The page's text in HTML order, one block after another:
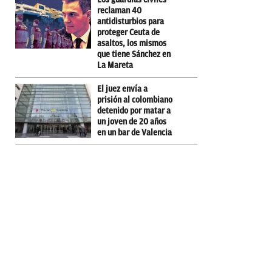
reclaman 40
antidisturbios para
proteger Ceuta de
asaltos, los mismos
que tiene Sánchez en
La Mareta
El juez envía a
prisión al colombiano
detenido por matar a
un joven de 20 años
en un bar de Valencia